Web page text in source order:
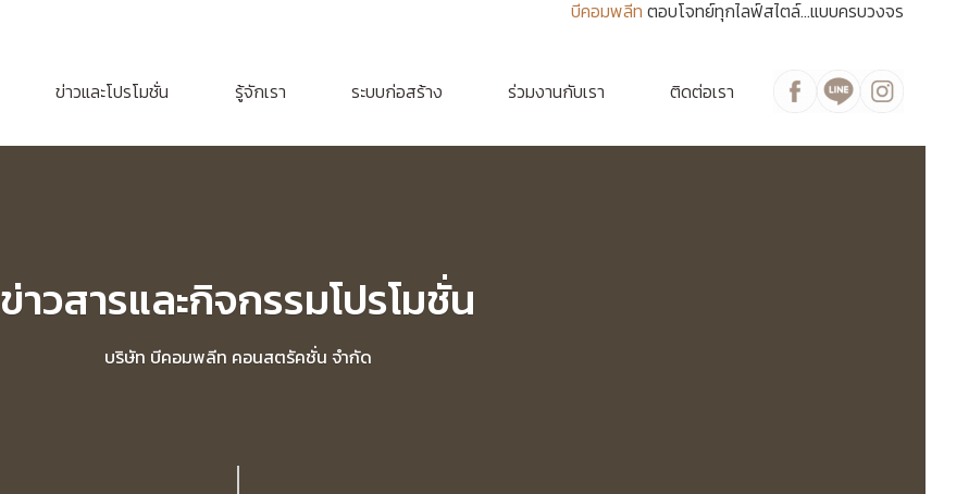
บีคอมพลีท ตอบโจทย์ทุกไลฟ์สไตล์...แบบครบวงจร
ข่าวและโปรโมชั่น รู้จักเรา ระบบก่อสร้าง ร่วมงานกับเรา ติดต่อเรา
ข่าวสารและกิจกรรมโปรโมชั่น
บริษัท บีคอมพลีท คอนสตรัคชั่น จำกัด